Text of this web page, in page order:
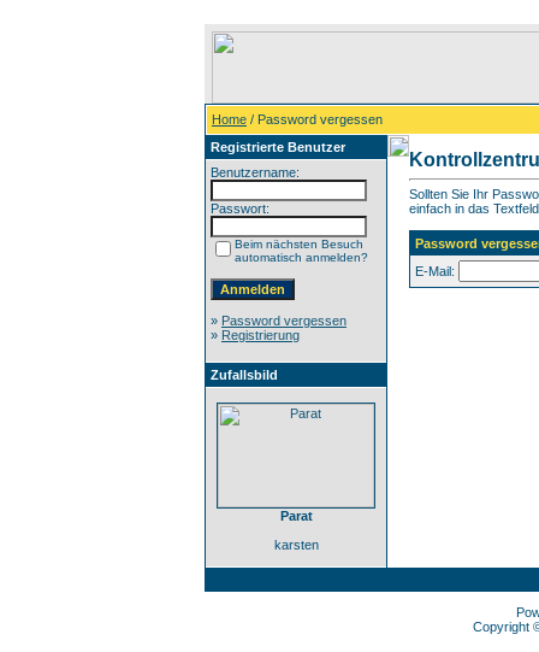
Home / Password vergessen
Registrierte Benutzer
Benutzername:
Passwort:
Beim nächsten Besuch
automatisch anmelden?
» Password vergessen
» Registrierung
Zufallsbild
Parat
karsten
Sollten Sie Ihr
einfach in das
Password
E-Mail:
Copyright